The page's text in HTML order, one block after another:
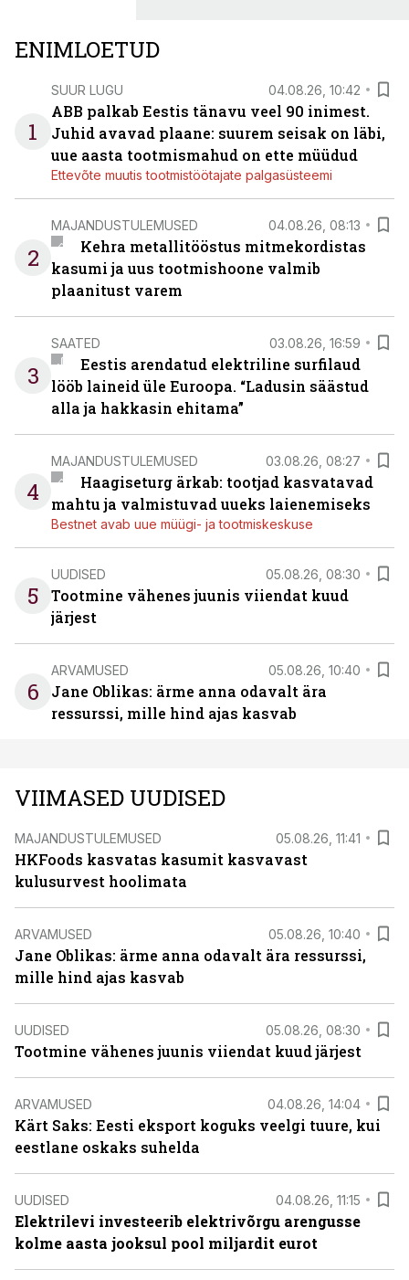
ENIMLOETUD
1
SUUR LUGU 04.08.26, 10:42
ABB palkab Eestis tänavu veel 90 inimest.
Juhid avavad plaane: suurem seisak on läbi,
uue aasta tootmismahud on ette müüdud
Ettevõte muutis tootmistöötajate palgasüsteemi
2
MAJANDUSTULEMUSED 04.08.26, 08:13
Kehra metallitööstus mitmekordistas
kasumi ja uus tootmishoone valmib
plaanitust varem
3
SAATED 03.08.26, 16:59
Eestis arendatud elektriline surfilaud
lööb laineid üle Euroopa. “Ladusin säästud
alla ja hakkasin ehitama”
4
MAJANDUSTULEMUSED 03.08.26, 08:27
Haagiseturg ärkab: tootjad kasvatavad
mahtu ja valmistuvad uueks laienemiseks
Bestnet avab uue müügi- ja tootmiskeskuse
5
UUDISED 05.08.26, 08:30
Tootmine vähenes juunis viiendat kuud
järjest
6
ARVAMUSED 05.08.26, 10:40
Jane Oblikas: ärme anna odavalt ära
ressurssi, mille hind ajas kasvab
VIIMASED UUDISED
MAJANDUSTULEMUSED 05.08.26, 11:41
HKFoods kasvatas kasumit kasvavast
kulusurvest hoolimata
ARVAMUSED 05.08.26, 10:40
Jane Oblikas: ärme anna odavalt ära ressurssi,
mille hind ajas kasvab
UUDISED 05.08.26, 08:30
Tootmine vähenes juunis viiendat kuud järjest
ARVAMUSED 04.08.26, 14:04
Kärt Saks: Eesti eksport koguks veelgi tuure, kui
eestlane oskaks suhelda
UUDISED 04.08.26, 11:15
Elektrilevi investeerib elektrivõrgu arengusse
kolme aasta jooksul pool miljardit eurot